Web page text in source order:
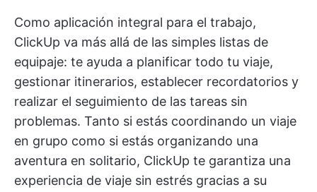
Como aplicación integral para el trabajo,
ClickUp va más allá de las simples listas de
equipaje: te ayuda a planificar todo tu viaje,
gestionar itinerarios, establecer recordatorios y
realizar el seguimiento de las tareas sin
problemas. Tanto si estás coordinando un viaje
en grupo como si estás organizando una
aventura en solitario, ClickUp te garantiza una
experiencia de viaje sin estrés gracias a su